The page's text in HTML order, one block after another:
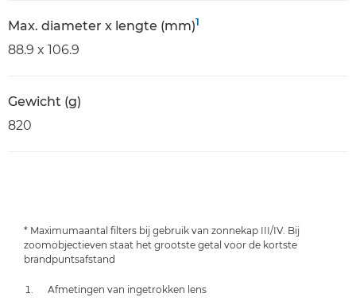
Max. diameter x lengte (mm)1
88.9 x 106.9
Gewicht (g)
820
* Maximumaantal filters bij gebruik van zonnekap III/IV. Bij
zoomobjectieven staat het grootste getal voor de kortste
brandpuntsafstand
Afmetingen van ingetrokken lens